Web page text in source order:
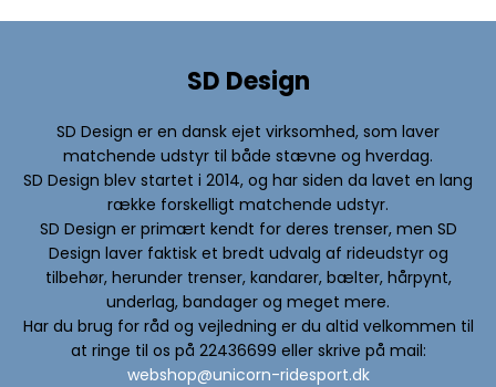
SD Design
SD Design er en dansk ejet virksomhed, som laver
matchende udstyr til både stævne og hverdag.
SD Design blev startet i 2014, og har siden da lavet en lang
række forskelligt matchende udstyr.
SD Design er primært kendt for deres trenser, men SD
Design laver faktisk et bredt udvalg af rideudstyr og
tilbehør, herunder trenser, kandarer, bælter, hårpynt,
underlag, bandager og meget mere.
Har du brug for råd og vejledning er du altid velkommen til
at ringe til os på 22436699 eller skrive på mail:
webshop@unicorn-ridesport.dk